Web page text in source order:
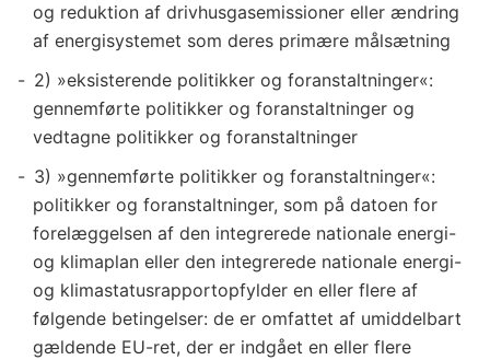
og reduktion af drivhusgasemissioner eller ændring
af energisystemet som deres primære målsætning
2) »eksisterende politikker og foranstaltninger«:
gennemførte politikker og foranstaltninger og
vedtagne politikker og foranstaltninger
3) »gennemførte politikker og foranstaltninger«:
politikker og foranstaltninger, som på datoen for
forelæggelsen af den integrerede nationale energi-
og klimaplan eller den integrerede nationale energi-
og klimastatusrapportopfylder en eller flere af
følgende betingelser: de er omfattet af umiddelbart
gældende EU-ret, der er indgået en eller flere